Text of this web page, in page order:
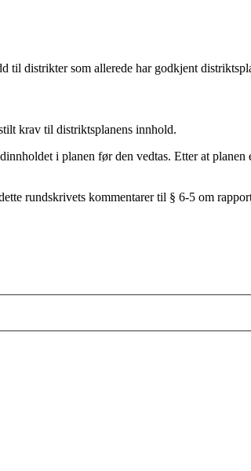
distrikter som allerede har godkjent
krav til distriktsplanens innhold.
i planen før den vedtas. Etter at
rundskrivets kommentarer til § 6-5 om